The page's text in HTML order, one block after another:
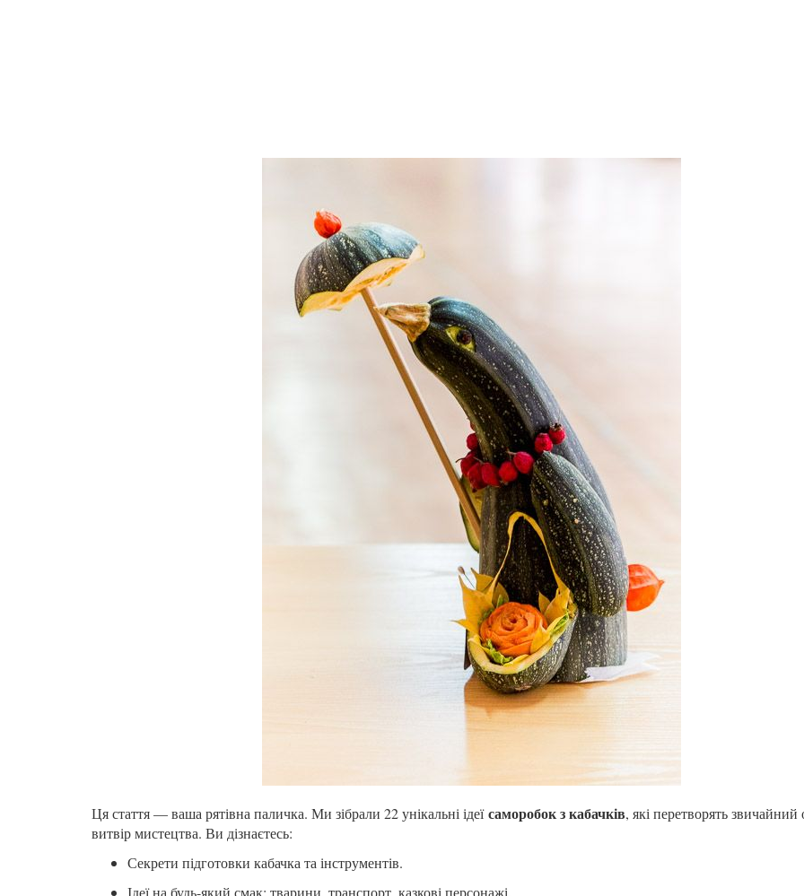
Ця стаття — ваша рятівна паличка. Ми зібрали 22 унікальні ідеїсаморобок з кабачків, які перетворять звичайний
витвір мистецтва. Ви дізнаєтесь:
Секрети підготовки кабачка та інструментів.
Ідеї на будь-який смак: тварини, транспорт, казкові персонажі.